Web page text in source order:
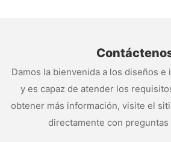
Damos la bienvenida a los diseños e
y es capaz de atender los
obtener más información, visite el
directamente con preguntas